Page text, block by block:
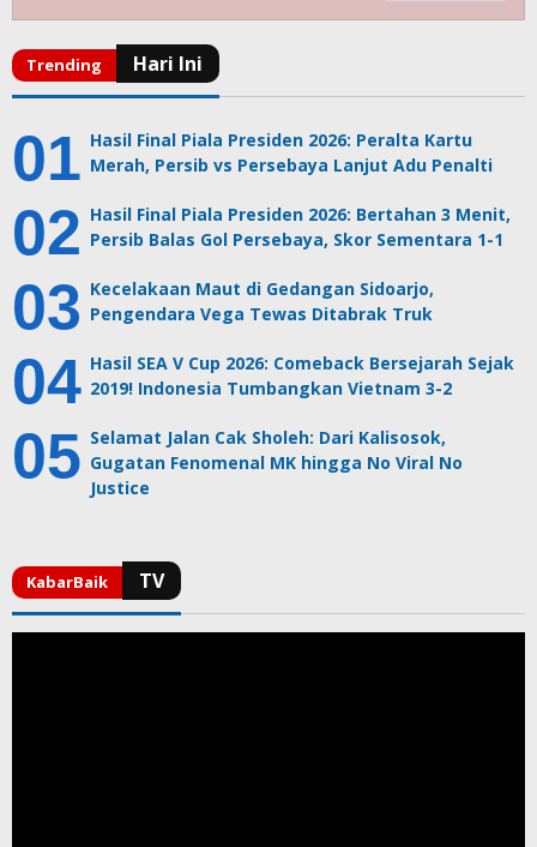
Hasil Final Piala Presiden 2026: Peralta Kartu
Merah, Persib vs Persebaya Lanjut Adu Penalti
Hasil Final Piala Presiden 2026: Bertahan 3 Menit,
Persib Balas Gol Persebaya, Skor Sementara 1-1
Kecelakaan Maut di Gedangan Sidoarjo,
Pengendara Vega Tewas Ditabrak Truk
Hasil SEA V Cup 2026: Comeback Bersejarah Sejak
2019! Indonesia Tumbangkan Vietnam 3-2
Selamat Jalan Cak Sholeh: Dari Kalisosok,
Gugatan Fenomenal MK hingga No Viral No
Justice